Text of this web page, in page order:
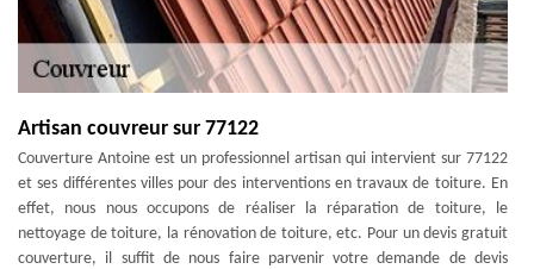
Artisan couvreur sur 77122
Couverture Antoine est un professionnel artisan qui intervient sur 77122
et ses différentes villes pour des interventions en travaux de toiture. En
effet, nous nous occupons de réaliser la réparation de toiture, le
nettoyage de toiture, la rénovation de toiture, etc. Pour un devis gratuit
couverture, il suffit de nous faire parvenir votre demande de devis